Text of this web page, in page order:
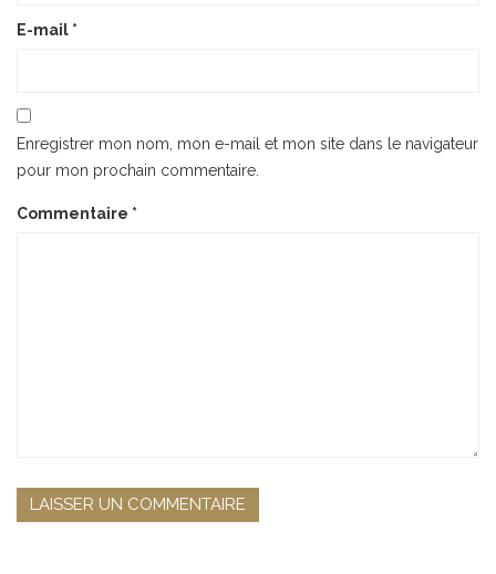
E-mail *
Enregistrer mon nom, mon e-mail et mon site dans le navigateur
pour mon prochain commentaire.
Commentaire *